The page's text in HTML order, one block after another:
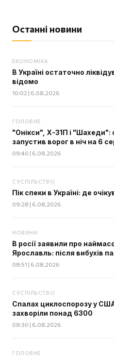
Останні новини
ЕКОНОМІКА
В Україні остаточно
відомо
10:02 | 6.08.2026
ГОЛОВНЕ
"Онікси", Х-31П і "Шахеди":
запустив ворог в ніч на 6
09:40 | 6.08.2026
СУСПІЛЬСТВО
Пік спеки в Україні: де
09:28 | 6.08.2026
НОВИНИ
В росії заявили про
Ярославль: після вибухів
08:51 | 6.08.2026
СУСПІЛЬСТВО
Спалах циклоспорозу у
захворіли понад 6300
08:30 | 6.08.2026
ГОЛОВНЕ